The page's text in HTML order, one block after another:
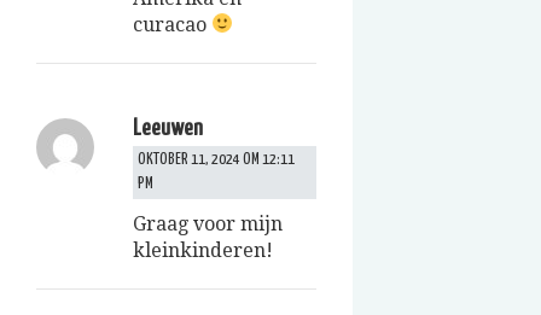
curacao
Leeuwen
OKTOBER 11, 2024 OM 12:11
PM
Graag voor mijn
kleinkinderen!